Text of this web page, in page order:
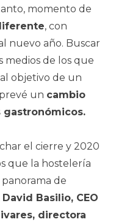
momento de
, con
nuevo año. Buscar
medios de los que
objetivo de un
un cambio
el cierre y 2020
que la hostelería
de
David Basilio, CEO
directora